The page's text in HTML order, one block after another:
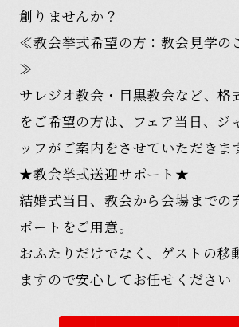
創りませんか？
≪教会挙式希望の方：教会見学の
≫
サレジオ教会・目黒教会など、格
をご希望の方は、フェア当日、ジ
ッフがご案内をさせていただきま
★教会挙式送迎サポート★
結婚式当日、教会から会場までの
ポートをご用意。
おふたりだけでなく、ゲストの移
ますので安心してお任せください